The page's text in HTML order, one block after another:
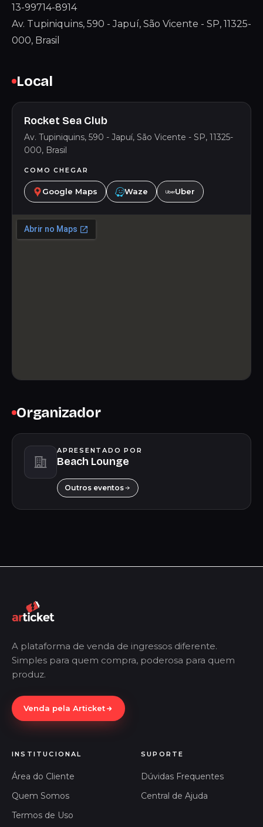
13-99714-8914
Av. Tupiniquins, 590 - Japuí, São Vicente - SP, 11325-
000, Brasil
Local
Rocket Sea Club
Av. Tupiniquins, 590 - Japuí, São Vicente - SP, 11325-
000, Brasil
COMO CHEGAR
Google Maps Waze Uber
Organizador
APRESENTADO POR
Beach Lounge
Outros eventos
A plataforma de venda de ingressos diferente.
Simples para quem compra, poderosa para quem
produz.
Venda pela Articket
INSTITUCIONAL
Área do Cliente
Quem Somos
Termos de Uso
SUPORTE
Dúvidas Frequentes
Central de Ajuda